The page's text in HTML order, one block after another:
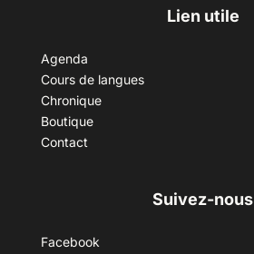
Lien utile
Agenda
Cours de langues
Chronique
Boutique
Contact
Suivez-nous
Facebook